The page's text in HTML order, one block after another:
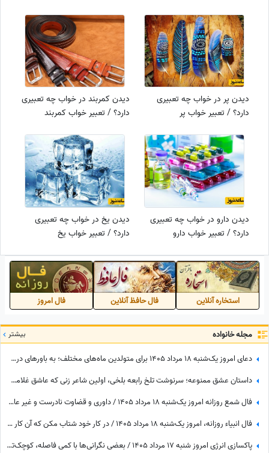
دیدن پر در خواب چه تعبیری
دارد؟ / تعبیر خواب پر
دیدن کمربند در خواب چه تعبیری
دارد؟ / تعبیر خواب کمربند
دیدن دارو در خواب چه تعبیری
دارد؟ / تعبیر خواب دارو
دیدن یخ در خواب چه تعبیری
دارد؟ / تعبیر خواب یخ
استخاره آنلاین فال حافظ آنلاین فال امروز
مجله خانواده بیشتر
دعای امروز یک‌شنبه 18 مرداد 1405 برای متولدین ماه‌های مختلف؛ به باورهای درستت پایبند بمان، حتی اگر دیگران آن را نپذیرند
داستان عشق ممنوعه؛ سرنوشت تلخ رابعه بلخی، اولین شاعر زنی که عاشق غلامش شد اما به دست برادرش کشته شد! و اشعاری که با خون نوشته شد
فال شمع روزانه امروز یک‌شنبه 18 مرداد 1405 / داوری و قضاوت نادرست و غیر عادلانه‌ای درباره شما می‌شود، اما ...
فال انبیاء روزانه، امروز یک‌شنبه 18 مرداد 1405 / در کار خود شتاب مکن که آن کار شیطان است و عاقبت پشیمان خواهی شد، اما ...
پاکسازی انرژی امروز شنبه 17 مرداد 1405 / بعضی نگرانی‌ها با کمی فاصله، کوچک‌تر از چیزی می‌شوند که تصور می‌کردی